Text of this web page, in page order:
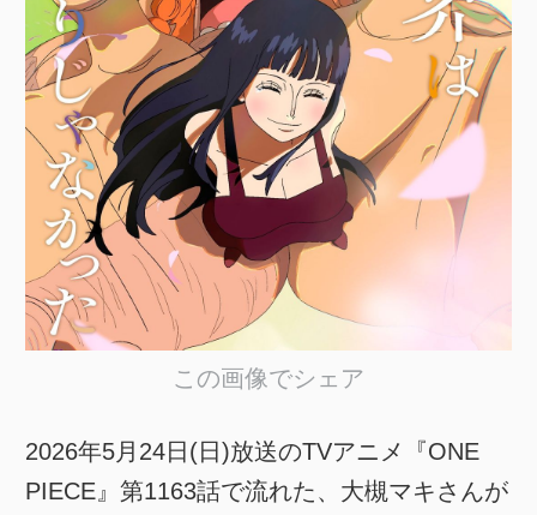
この画像でシェア
2026年5月24日(日)放送のTVアニメ『ONE
PIECE』第1163話で流れた、大槻マキさんが